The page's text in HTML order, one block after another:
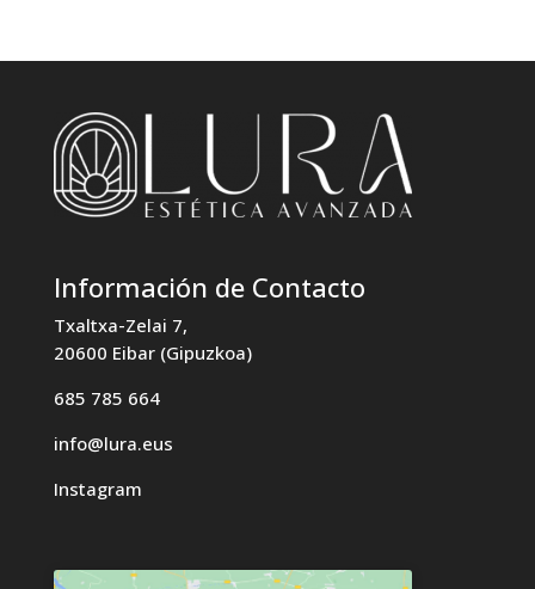
Información de Contacto
Txaltxa-Zelai 7,
20600 Eibar (Gipuzkoa)
685 785 664
info@lura.eus
Instagram